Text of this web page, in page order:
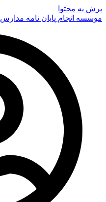
پرش به محتوا
موسسه انجام پایان نامه مدارس